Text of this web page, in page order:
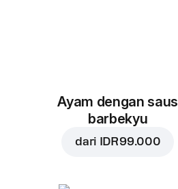
Ayam dengan saus
barbekyu
dari IDR 99.000